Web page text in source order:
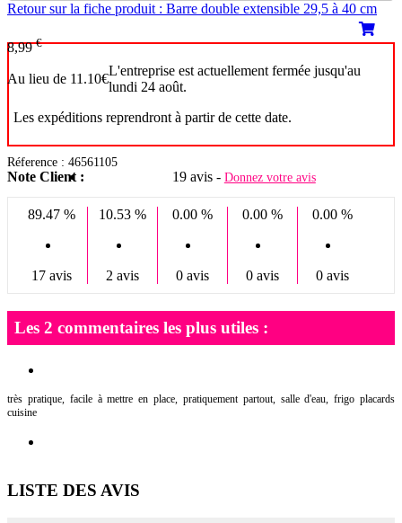
Retour sur la fiche produit : Barre double extensible 29,5 à 40 cm
8,99€
Au lieu de 11.10€L'entreprise est actuellement fermée jusqu'au
lundi 24 août.
Les expéditions reprendront à partir de cette date.
Réference : 46561105
Note Client : 19 avis - Donnez votre avis
89.47 %
17 avis
10.53 %
2 avis
0.00 %
0 avis
0.00 %
0 avis
0.00 %
0 avis
Les 2 commentaires les plus utiles :
très pratique, facile à mettre en place, pratiquement partout, salle d'eau, frigo placards
cuisine
LISTE DES AVIS